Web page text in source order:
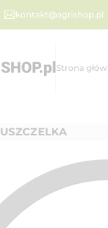
kontakt@agrishop.pl
Strona
USZCZELKA